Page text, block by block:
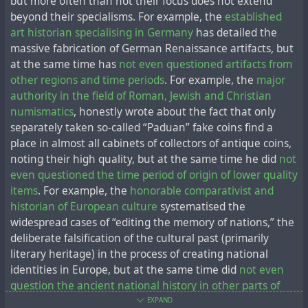
Мюллер считает бургундских герцогов, прежде всего
Карла Смелого, основателями королевства Франция и
первоначальными наследниками Австрии (стр. 228).
Утверждение Мюллера о том, что Византия была
потерянным восточным королевством Австразии,
является смелым. С другой стороны, многие критики,
вероятно, согласны с тезисом. озвученным
Мюллером, о том, что византийская императорская
линия была выдумкой.
Другое утверждение автора не менее оригинально: в
"Энеиде" Вергилия в основном описывается история
Германии, особенно разделение на Восточную и
Западную империи. Юлий Цезарь и Эней идентичны;
Цезарь должен рассматриваться как возмутитель
спокойствия.
История Энея анализируется очень подробно и в
пару веков.
Стоит также отметить, что несмотря на то, что
упоминания самого старшего ордена
Великобритании, берущего своё начало 23 апреля,
вроде бы, непрерывно присутствуют в английской
литературе вот уже более четырёх веков, ещё со
времён Шекспира, но при этомупоминания девиза
ордена , начертанного на подвязкеофициального
герба Великобритании, "Honi soit qui mal y pense" (на
англо-норманнском языке означающем "Позор тому,
кто подумает об этом плохо"), непрерывно начинают
встречаться в английской литературе всего около трёх
столетий назад, даже несмотря на то, что сам лозунг
запечатлен намногихизображениях, сегодня
документально датируемыхгораздо более ранним
временем.
есть тех, кого разоблачили. В дальнейшем планирую
начать пополнять базу данных и предполагаемыми
фальсификаторами, собрав достаточно данных о
связях с отдельными персонами и организациями
уже разоблачённых фальсификаторов.
Так, например, в специализированных статьях об
Испанском фальсификаторе (имя, данное
неизвестному человеку, который создал большое
количество подделок средневековых миниатюр)
упоминалось, что поддельные миниатюры в
Британский музей попали через дилераВильфреда
Леонардовича Войнича. В то же время, этот факт не
упоминается в абсолютном большинстве биографий
самого Войнича, в которых он фигурирует лишь как
лондонский антиквар польского происхождения,
первооткрыватель знаменитой “Рукописи Войнича“.
При этом, некоторые исследователи уже ставили под
сомнение достоверность провенанса знаменитой
beyond their specialisms. For example, the established
art historian specialising in Germany has detailed the
massive fabrication of German Renaissance artifacts, but
at the same time has not even questioned artifacts from
other regions and time periods. For example, the major
authority in the field of Roman, Jewish and Christian
numismatics, honestly wrote about the fact that only
separately taken so-called “Paduan” fake coins find a
place in almost all cabinets of collectors of antique coins,
noting their high quality, but at the same time he did not
even questioned the time period of origin of lower quality
items. For example, the honorable comparativist and
historian of European culture systematised the
widespread cases of “editing the memory of nations,” the
deliberate falsification of the cultural past (primarily
literary heritage) in the process of creating national
identities in Europe, but at the same time did not even
question the ancient national history in other parts of
EXPAND